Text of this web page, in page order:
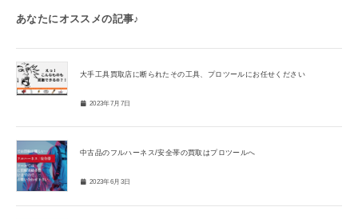
あなたにオススメの記事♪
大手工具買取店に断られたその工具、プロツールにお任せください
2023年7月7日
中古品のフルハーネス/安全帯の買取はプロツールへ
2023年6月3日